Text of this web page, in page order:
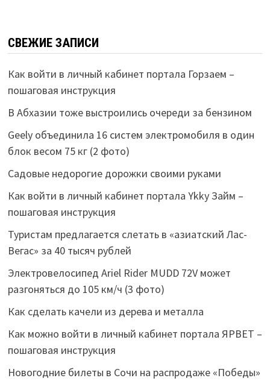
СВЕЖИЕ ЗАПИСИ
Как войти в личный кабинет портала Горзаем –
пошаговая инструкция
В Абхазии тоже выстроились очереди за бензином
Geely объединила 16 систем электромобиля в один
блок весом 75 кг (2 фото)
Садовые недорогие дорожки своими руками
Как войти в личный кабинет портала Ykky Займ –
пошаговая инструкция
Туристам предлагается слетать в «азиатский Лас-
Вегас» за 40 тысяч рублей
Электровелосипед Ariel Rider MUDD 72V может
разгоняться до 105 км/ч (3 фото)
Как сделать качели из дерева и металла
Как можно войти в личный кабинет портала ЯРВЕТ –
пошаговая инструкция
Новогодние билеты в Сочи на распродаже «Победы»